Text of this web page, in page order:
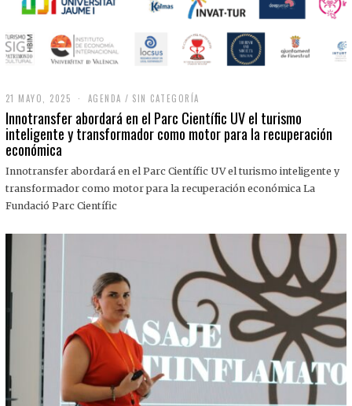
21 MAYO, 2025
M
A
Y
,
0
2
AGENDA / SIN CATEGORÍA
Innotransfer abordará en el Parc Científic UV el turismo
inteligente y transformador como motor para la recuperación
económica
Innotransfer abordará en el Parc Científic UV el turismo inteligente y
transformador como motor para la recuperación económica La
Fundació Parc Científic